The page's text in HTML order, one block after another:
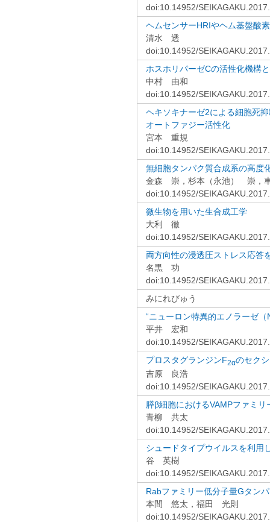
doi:10.14952/
ヘムセンサーHRIやヘム基盤酸
清水 透
doi:10.14952/
ホスホリパーゼCの活性化機構
中村 由和
doi:10.14952/
ヘキソキナーゼ2による細胞死
オートファジー活性化
宮本 重規
doi:10.14952/
無細胞タンパク質合成系の高度
金森 崇，杉本（永池） 崇
doi:10.14952/
微生物を用いた生合成工学
大利 徹
doi:10.14952/
両方向性の浸透圧ストレス応答
名黒 功
doi:10.14952/
みにれびゅう
“ニューロン特異的エノラーゼ
平井 宏和
doi:10.14952/
プロスタグランジンF2αのセク
吉原 良浩
doi:10.14952/
膵β細胞におけるVAMPファミ
青柳 共太
doi:10.14952/
シュードタイプウイルスを利用
谷 英樹
doi:10.14952/
Rabファミリー低分子量Gタン
本間 悠太，福田 光則
doi:10.14952/